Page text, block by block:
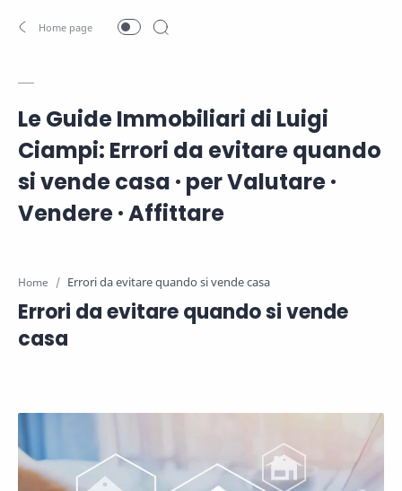
Le Guide Immobiliari di Luigi
Ciampi: Errori da evitare quando
si vende casa · per Valutare ·
Vendere · Affittare
Home
Errori da evitare quando si vende
casa